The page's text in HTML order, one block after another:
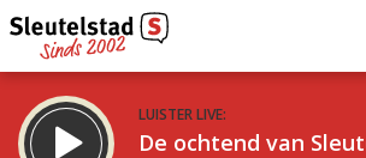
LUISTER LIVE:
De ochtend van